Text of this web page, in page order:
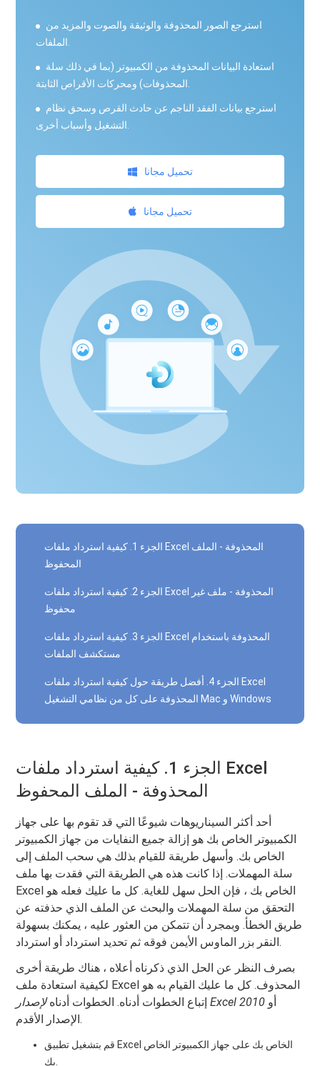
استرجع الصور المحذوفة والوثيقة والصوت والمزيد من
استعادة البيانات المحذوفة من الكمبيوتر (بما في ذلك سلة
استرجع بيانات الفقد الناجم عن حادث القرص وسحق نظام
تحميل مجانا
تحميل مجانا
الجزء 1. كيفية استرداد ملفات Excel المحذوفة - الملف
المحفوظ
الجزء 2. كيفية استرداد ملفات Excel المحذوفة - ملف غير
محفوظ
الجزء 3. كيفية استرداد ملفات Excel المحذوفة باستخدام
مستكشف الملفات
الجزء 4. أفضل طريقة حول كيفية استرداد ملفات Excel
المحذوفة على كل من نظامي التشغيل Mac و Windows
الجزء 1. كيفية استرداد ملفات Excel
المحذوفة - الملف المحفوظ
أحد أكثر السيناريوهات شيوعًا التي قد تقوم بها على جهاز
الكمبيوتر الخاص بك هو إزالة جميع النفايات من جهاز الكمبيوتر
الخاص بك. وأسهل طريقة للقيام بذلك هي سحب الملف إلى
سلة المهملات. إذا كانت هذه هي الطريقة التي فقدت بها ملف
Excel الخاص بك ، فإن الحل سهل للغاية. كل ما عليك فعله هو
التحقق من سلة المهملات والبحث عن الملف الذي حذفته عن
طريق الخطأ. وبمجرد أن تتمكن من العثور عليه ، يمكنك بسهولة
النقر بزر الماوس الأيمن فوقه ثم تحديد استرداد أو استرداد.
بصرف النظر عن الحل الذي ذكرناه أعلاه ، هناك طريقة أخرى
لكيفية استعادة ملف Excel المحذوف. كل ما عليك القيام به هو
إتباع الخطوات أدناه. الخطوات أدناه لإصدار Excel 2010
الإصدار الأقدم.
قم بتشغيل تطبيق Excel الخاص بك على جهاز الكمبيوتر الخاص
بك.